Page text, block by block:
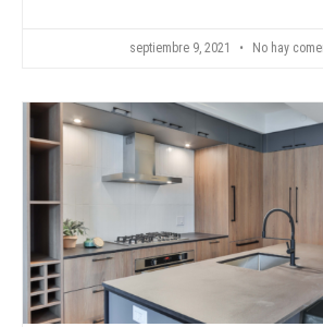
septiembre 9, 2021 No hay